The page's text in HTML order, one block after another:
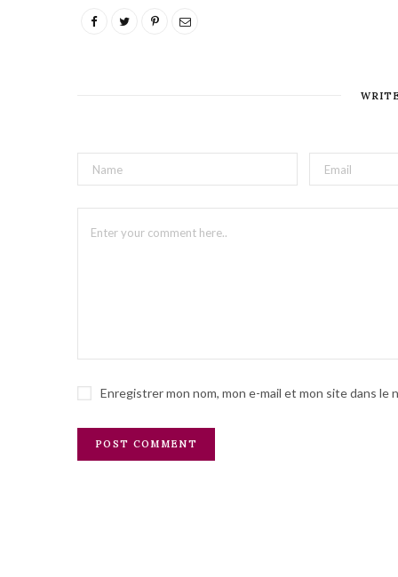
Enregistrer mon nom, mon e-mail et mon site dans